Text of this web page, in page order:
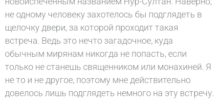
не одному человеку захотелось бы подглядеть в
щелочку двери, за которой проходит такая
встреча. Ведь это нечто загадочное, куда
обычным мирянам никогда не попасть, если
только не станешь священником или монахиней. Я
не то и не другое, поэтому мне действительно
довелось лишь подглядеть немного на эту встречу.